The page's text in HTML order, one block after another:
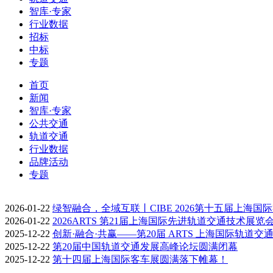
智库·专家
行业数据
招标
中标
专题
首页
新闻
智库·专家
公共交通
轨道交通
行业数据
品牌活动
专题
2026-01-22 绿智融合，全域互联丨CIBE 2026第十五届上海国
2026-01-22 2026ARTS 第21届上海国际先进轨道交通技术展览
2025-12-22 创新·融合·共赢——第20届 ARTS 上海国际轨道交
2025-12-22 第20届中国轨道交通发展高峰论坛圆满闭幕
2025-12-22 第十四届上海国际客车展圆满落下帷幕！